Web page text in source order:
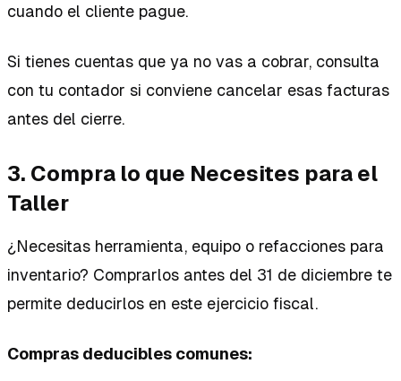
cuando el cliente pague.
Si tienes cuentas que ya no vas a cobrar, consulta
con tu contador si conviene cancelar esas facturas
antes del cierre.
3. Compra lo que Necesites para el
Taller
¿Necesitas herramienta, equipo o refacciones para
inventario? Comprarlos antes del 31 de diciembre te
permite deducirlos en este ejercicio fiscal.
Compras deducibles comunes: